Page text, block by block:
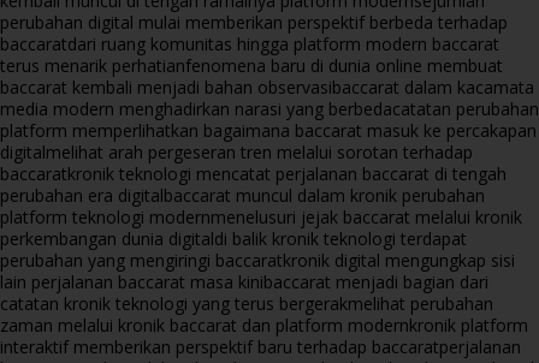
perubahan digital mulai memberikan perspektif berbeda terhadap
baccaratdari ruang komunitas hingga platform modern baccarat
terus menarik perhatianfenomena baru di dunia online membuat
baccarat kembali menjadi bahan observasibaccarat dalam kacamata
media modern menghadirkan narasi yang berbedacatatan perubahan
platform memperlihatkan bagaimana baccarat masuk ke percakapan
digitalmelihat arah pergeseran tren melalui sorotan terhadap
baccaratkronik teknologi mencatat perjalanan baccarat di tengah
perubahan era digitalbaccarat muncul dalam kronik perubahan
platform teknologi modernmenelusuri jejak baccarat melalui kronik
perkembangan dunia digitaldi balik kronik teknologi terdapat
perubahan yang mengiringi baccaratkronik digital mengungkap sisi
lain perjalanan baccarat masa kinibaccarat menjadi bagian dari
catatan kronik teknologi yang terus bergerakmelihat perubahan
zaman melalui kronik baccarat dan platform modernkronik platform
interaktif memberikan perspektif baru terhadap baccaratperjalanan